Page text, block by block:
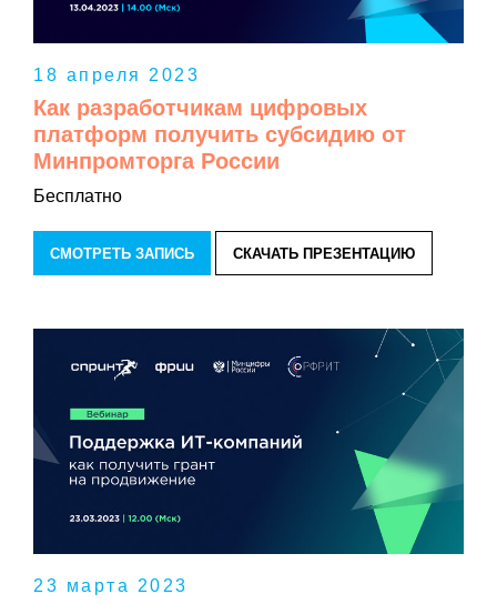
18 апреля 2023
Как разработчикам цифровых
платформ получить субсидию от
Минпромторга России
Бесплатно
СМОТРЕТЬ ЗАПИСЬ СКАЧАТЬ ПРЕЗЕНТАЦИЮ
23 марта 2023